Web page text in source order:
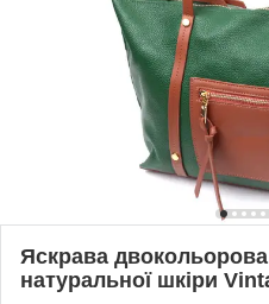
Яскрава
натуральної шкіри